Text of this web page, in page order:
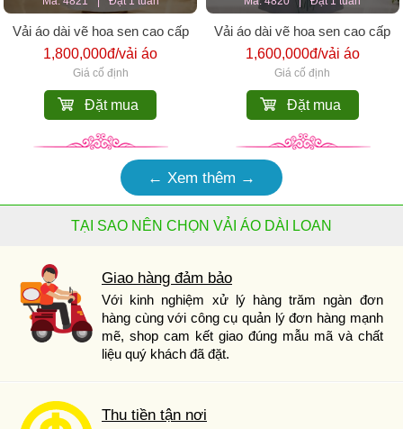
Vải áo dài vẽ hoa sen cao cấp
1,800,000đ/vải áo
Giá cố định
Đặt mua
Vải áo dài vẽ hoa sen cao cấp
1,600,000đ/vải áo
Giá cố định
Đặt mua
← Xem thêm →
TẠI SAO NÊN CHỌN VẢI ÁO DÀI LOAN
Giao hàng đảm bảo
Với kinh nghiệm xử lý hàng trăm ngàn đơn
hàng cùng với công cụ quản lý đơn hàng mạnh
mẽ, shop cam kết giao đúng mẫu mã và chất
liệu quý khách đã đặt.
Thu tiền tận nơi